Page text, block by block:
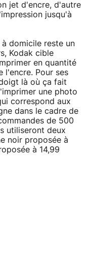
jet d'encre, d'autre
jusqu'à
domicile reste un
Kodak cible
en quantité
l'encre. Pour ses
là où ça fait
une photo
correspond aux
dans le cadre de
de 500
utiliseront deux
noir proposée à
à 14,99